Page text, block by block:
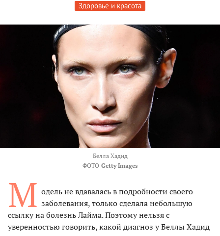
Здоровье и красота
Белла Хадид
ФОТО Getty Images
М одель не вдавалась в подробности своего
заболевания, только сделала небольшую
ссылку на болезнь Лайма. Поэтому нельзя с
уверенностью говорить, какой диагноз у Беллы Хадид